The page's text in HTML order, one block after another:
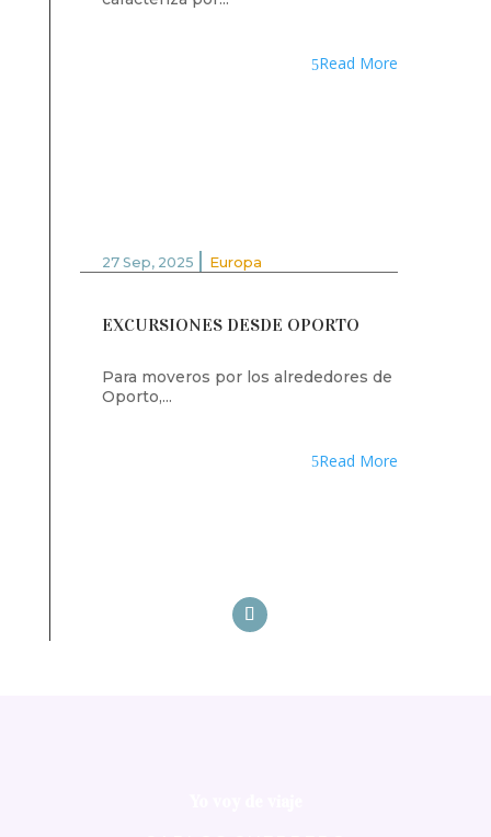
Read More
27 Sep, 2025 | Europa
EXCURSIONES DESDE OPORTO
Para moveros por los alrededores de
Oporto,...
Read More